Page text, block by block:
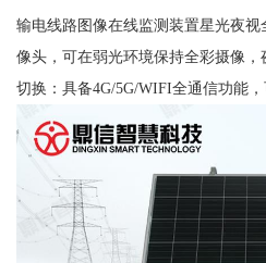
输电线路图像在线监测装置星光夜
像头，可在弱光环境保持全彩摄像，
切换：具备4G/5G/WIFI全通信功能